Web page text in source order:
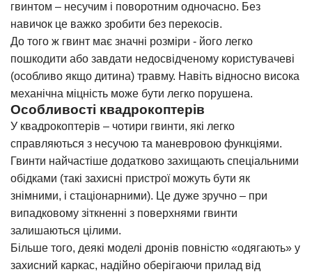
гвинтом – несучим і поворотним одночасно. Без
навичок це важко зробити без перекосів.
До того ж гвинт має значні розміри - його легко
пошкодити або завдати недосвідченому користувачеві
(особливо якщо дитина) травму. Навіть відносно висока
механічна міцність може бути легко порушена.
Особливості квадрокоптерів
У квадрокоптерів – чотири гвинти, які легко
справляються з несучою та маневровою функціями.
Гвинти найчастіше додатково захищають спеціальними
обідками (такі захисні пристрої можуть бути як
знімними, і стаціонарними). Це дуже зручно – при
випадковому зіткненні з поверхнями гвинти
залишаються цілими.
Більше того, деякі моделі дронів повністю «одягають» у
захисний каркас, надійно оберігаючи прилад від